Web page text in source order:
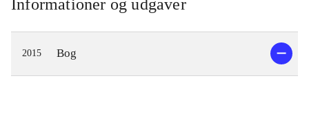
Informationer og udgaver
2015 Bog